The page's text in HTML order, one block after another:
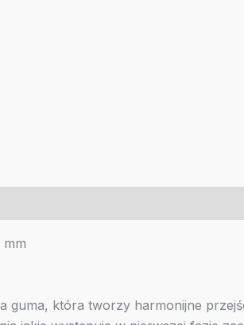
mm
guma, która tworzy harmonijne